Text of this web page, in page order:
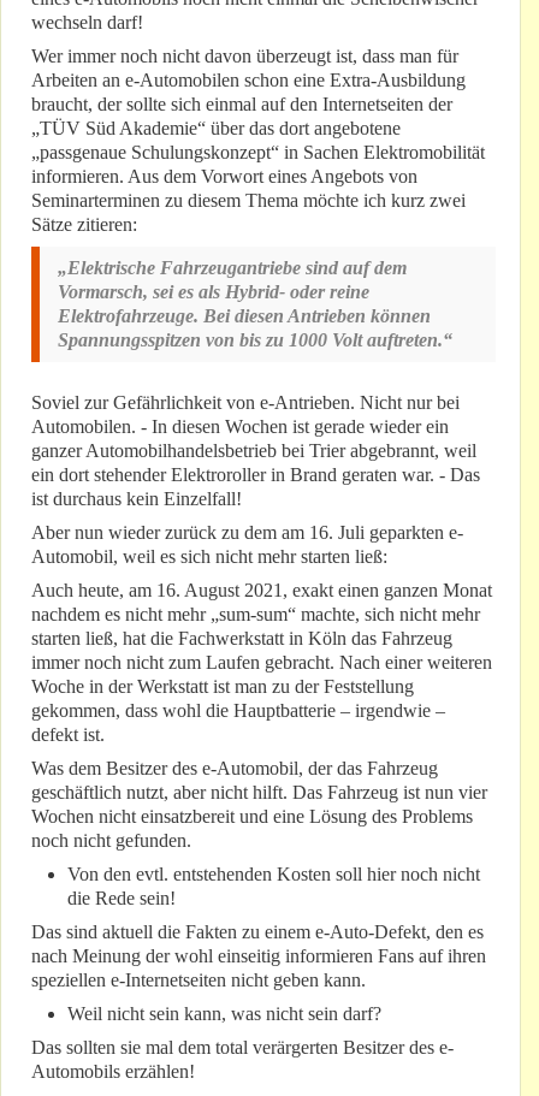
wechseln darf!
Wer immer noch nicht davon überzeugt ist, dass man für
Arbeiten an e-Automobilen schon eine Extra-Ausbildung
braucht, der sollte sich einmal auf den Internetseiten der
„TÜV Süd Akademie“ über das dort angebotene
„passgenaue Schulungskonzept“ in Sachen Elektromobilität
informieren. Aus dem Vorwort eines Angebots von
Seminarterminen zu diesem Thema möchte ich kurz zwei
Sätze zitieren:
„Elektrische Fahrzeugantriebe sind auf dem
Vormarsch, sei es als Hybrid- oder reine
Elektrofahrzeuge. Bei diesen Antrieben können
Spannungsspitzen von bis zu 1000 Volt auftreten.“
Soviel zur Gefährlichkeit von e-Antrieben. Nicht nur bei
Automobilen. - In diesen Wochen ist gerade wieder ein
ganzer Automobilhandelsbetrieb bei Trier abgebrannt, weil
ein dort stehender Elektroroller in Brand geraten war. - Das
ist durchaus kein Einzelfall!
Aber nun wieder zurück zu dem am 16. Juli geparkten e-
Automobil, weil es sich nicht mehr starten ließ:
Auch heute, am 16. August 2021, exakt einen ganzen Monat
nachdem es nicht mehr „sum-sum“ machte, sich nicht mehr
starten ließ, hat die Fachwerkstatt in Köln das Fahrzeug
immer noch nicht zum Laufen gebracht. Nach einer weiteren
Woche in der Werkstatt ist man zu der Feststellung
gekommen, dass wohl die Hauptbatterie – irgendwie –
defekt ist.
Was dem Besitzer des e-Automobil, der das Fahrzeug
geschäftlich nutzt, aber nicht hilft. Das Fahrzeug ist nun vier
Wochen nicht einsatzbereit und eine Lösung des Problems
noch nicht gefunden.
Von den evtl. entstehenden Kosten soll hier noch nicht
die Rede sein!
Das sind aktuell die Fakten zu einem e-Auto-Defekt, den es
nach Meinung der wohl einseitig informieren Fans auf ihren
speziellen e-Internetseiten nicht geben kann.
Weil nicht sein kann, was nicht sein darf?
Das sollten sie mal dem total verärgerten Besitzer des e-
Automobils erzählen!